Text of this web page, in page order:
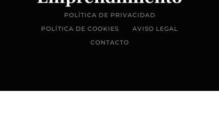
POLÍTICA DE PRIVACIDAD
POLÍTICA DE COOKIES
AVISO LEGAL
CONTACTO